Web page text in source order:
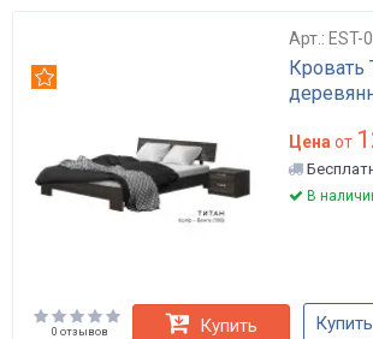
Арт.: EST-
Кровать
Цена от
В
0 отзывов Купить